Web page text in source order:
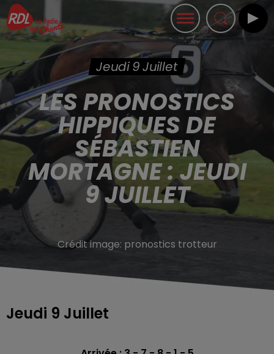
Jeudi 9 Juillet
LES PRONOSTICS
HIPPIQUES DE
SÉBASTIEN
MORTAGNE : JEUDI
9 JUILLET
Crédit image: pronostics trotteur
Jeudi 9 Juillet